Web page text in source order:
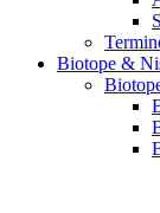
Biotope &